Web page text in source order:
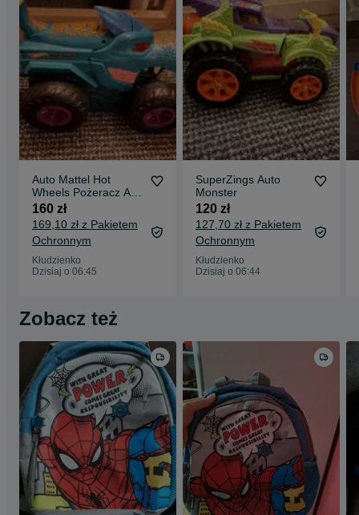
Auto Mattel Hot
Wheels Pożeracz Aut
Mega Wrex
160 zł
169,10 zł z Pakietem
Ochronnym
Kłudzienko
Dzisiaj o 06:45
SuperZings Auto
Monster
120 zł
127,70 zł z Pakietem
Ochronnym
Kłudzienko
Dzisiaj o 06:44
Zobacz też